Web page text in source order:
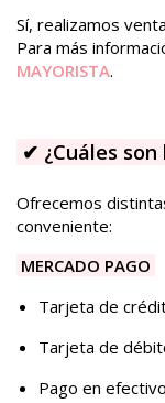
Sí, realizamos
Para más
MAYORISTA.
✔ ¿Cuáles
Ofrecemos
conveniente:
MERCADO PAGO
Tarjeta de
Tarjeta de
Pago en